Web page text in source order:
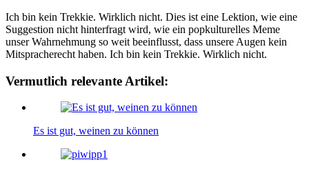
Ich bin kein Trekkie. Wirklich nicht. Dies ist eine Lektion, wie eine
Suggestion nicht hinterfragt wird, wie ein popkulturelles Meme
unser Wahrnehmung so weit beeinflusst, dass unsere Augen kein
Mitspracherecht haben. Ich bin kein Trekkie. Wirklich nicht.
Vermutlich relevante Artikel:
Es ist gut, weinen zu können